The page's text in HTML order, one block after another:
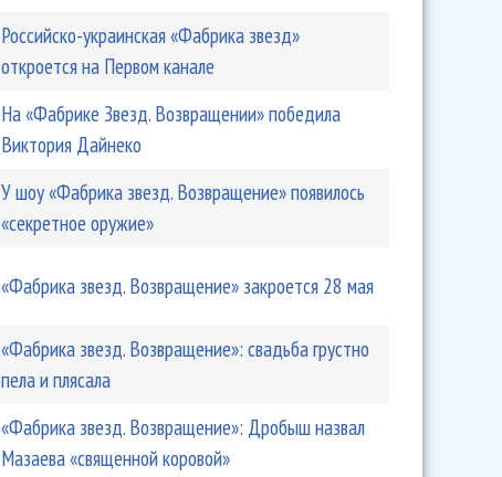
Российско-украинская «Фабрика звезд»
откроется на Первом канале
На «Фабрике Звезд. Возвращении» победила
Виктория Дайнеко
У шоу «Фабрика звезд. Возвращение» появилось
«секретное оружие»
«Фабрика звезд. Возвращение» закроется 28 мая
«Фабрика звезд. Возвращение»: свадьба грустно
пела и плясала
«Фабрика звезд. Возвращение»: Дробыш назвал
Мазаева «священной коровой»